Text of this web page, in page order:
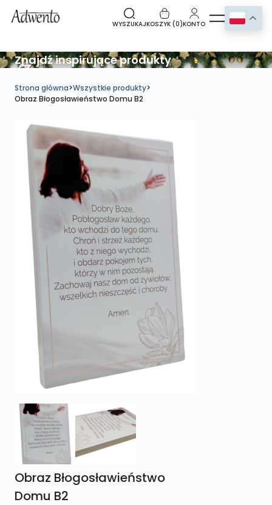
WYSZUKAJKOSZYK (0)KONTO
Znajdź inspirujące produkty
Strona główna>Wszystkie produkty>
Obraz Błogosławieństwo Domu B2
Obraz Błogosławieństwo
Domu B2